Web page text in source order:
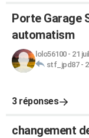
Porte Garage
automatism
lolo56100- 21
stf_jpd87-
3 réponses
changement